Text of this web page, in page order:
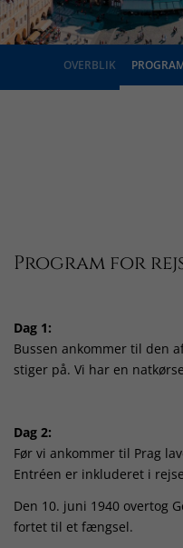
OVERBLIK
Program for
Dag 1:
Bussen ankommer til den
stiger på. Vi har en
Dag 2:
Før vi ankommer til Prag
Entréen er inkluderet i
Den 10. juni 1940 overtog
fortet til et fængsel.